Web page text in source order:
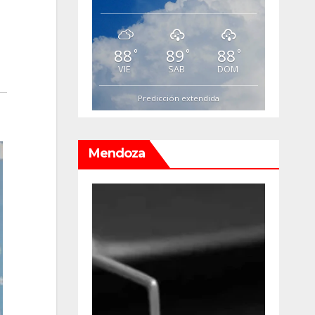
88°
VIE
89 °
SAB
88 °
DOM
Predicción extendida
Mendoza